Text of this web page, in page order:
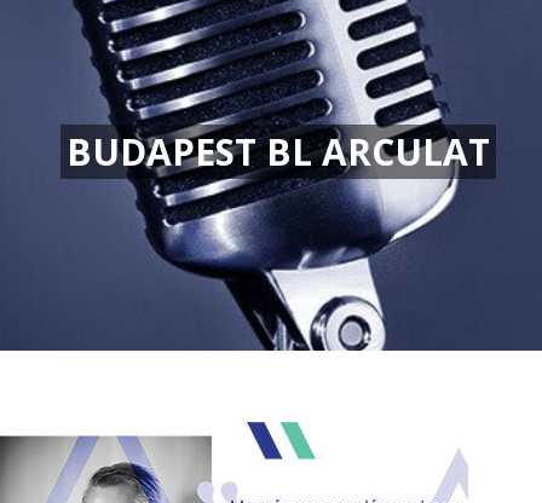
BUDAPEST BL ARCULAT